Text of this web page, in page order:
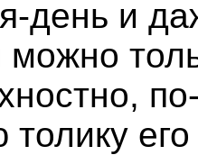
день и
можно